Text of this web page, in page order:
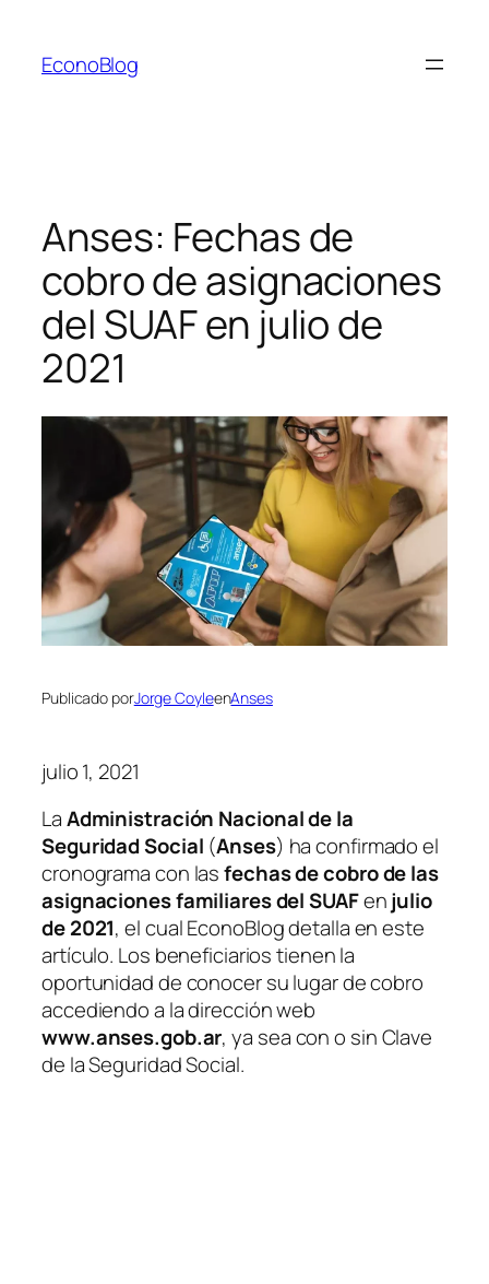
contenido
EconoBlog
Anses: Fechas de
cobro de asignaciones
del SUAF en julio de
2021
Publicado porJorge CoyleenAnses
julio 1, 2021
LaAdministración Nacional de la
Seguridad Social (Anses) ha confirmado el
cronograma con lasfechas de cobro de las
asignaciones familiares del SUAFenjulio
de 2021, el cual EconoBlog detalla en este
artículo. Los beneficiarios tienen la
oportunidad de conocer su lugar de cobro
accediendo a la dirección web
www.anses.gob.ar, ya sea con o sin Clave
de la Seguridad Social.